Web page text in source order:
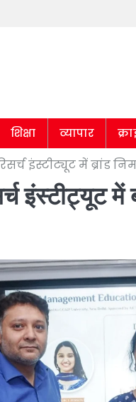
शिक्षा व्यापार
इंस्टीट्यूट में ब्रांड
में